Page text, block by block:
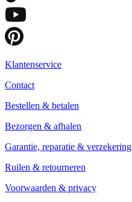
Klantenservice
Contact
Bestellen & betalen
Bezorgen & afhalen
Garantie, reparatie & verzekering
Ruilen & retourneren
Voorwaarden & privacy